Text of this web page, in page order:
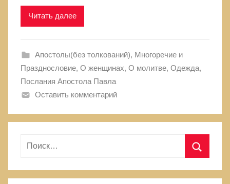
Читать далее
Апостолы(без толкований), Многоречие и
Празднословие, О женщинах, О молитве, Одежда,
Послания Апостола Павла
Оставить комментарий
й
о